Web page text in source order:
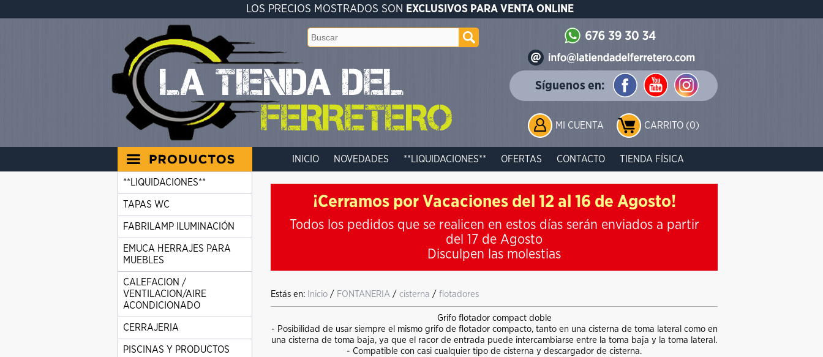
LOS PRECIOS MOSTRADOS SON EXCLUSIVOS PARA VENTA ONLINE
Síguenos en:
MI CUENTA CARRITO (0)
INICIO NOVEDADES **LIQUIDACIONES** OFERTAS CONTACTO TIENDA FÍSICA
**LIQUIDACIONES**
TAPAS WC
FABRILAMP ILUMINACIÓN
EMUCA HERRAJES PARA
MUEBLES
CALEFACION /
VENTILACION/AIRE
ACONDICIONADO
CERRAJERIA
PISCINAS Y PRODUCTOS
¡Cerramos por Vacaciones del 12 al 16 de Agosto!
Todos los pedidos que se realicen en estos días serán enviados a partir
del 17 de Agosto
Disculpen las molestias
Estás en: Inicio / FONTANERIA / cisterna / flotadores
Grifo flotador compact doble
- Posibilidad de usar siempre el mismo grifo de flotador compacto, tanto en una cisterna de toma lateral como en
una cisterna de toma baja, ya que el racor de entrada puede intercambiarse entre la toma baja y la toma lateral.
- Compatible con casi cualquier tipo de cisterna y descargador de cisterna.